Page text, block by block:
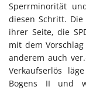
Sperrminorität
diesen Schritt.
ihrer Seite, die
mit dem
anderem auch
Verkaufserlös
Bogens II und